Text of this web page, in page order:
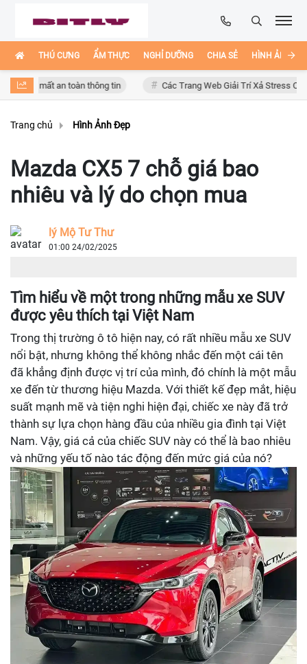
THÚ CƯNG ẨM THỰC NGHỈ DƯỠNG CHIA SẺ HÌNH ẢNH
mất an toàn thông tin Các Trang Web Giải Trí Xả Stress Cực Hay
Trang chủ Hình Ảnh Đẹp
Mazda CX5 7 chỗ giá bao
nhiêu và lý do chọn mua
lý Mộ Tư Thư
01:00 24/02/2025
Tìm hiểu về một trong những mẫu xe SUV
được yêu thích tại Việt Nam
Trong thị trường ô tô hiện nay, có rất nhiều mẫu xe SUV
nổi bật, nhưng không thể không nhắc đến một cái tên
đã khẳng định được vị trí của mình, đó chính là một mẫu
xe đến từ thương hiệu Mazda. Với thiết kế đẹp mắt, hiệu
suất mạnh mẽ và tiện nghi hiện đại, chiếc xe này đã trở
thành sự lựa chọn hàng đầu của nhiều gia đình tại Việt
Nam. Vậy, giá cả của chiếc SUV này có thể là bao nhiêu
và những yếu tố nào tác động đến mức giá của nó?